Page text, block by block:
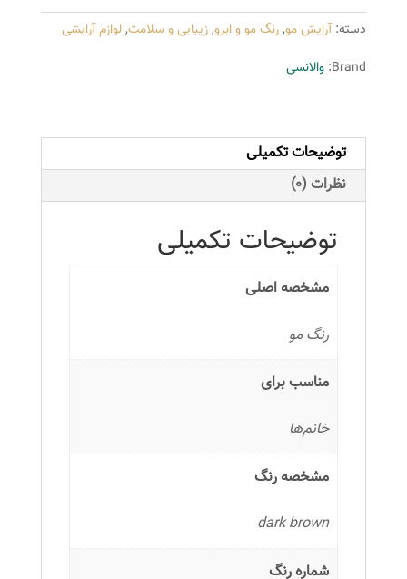
سری
طبیعی
مدل
تیره
شماره
N3
عدد
دسته:آرایش مو,رنگ مو و ابرو,زیبایی و سلامت,لوازم آرایشی
Brand: والانسی
توضیحات تکمیلی
نظرات (0)
توضیحات تکمیلی
مشخصه اصلی
رنگ مو
مناسب برای
خانم‌ها
مشخصه رنگ
dark brown
شماره رنگ